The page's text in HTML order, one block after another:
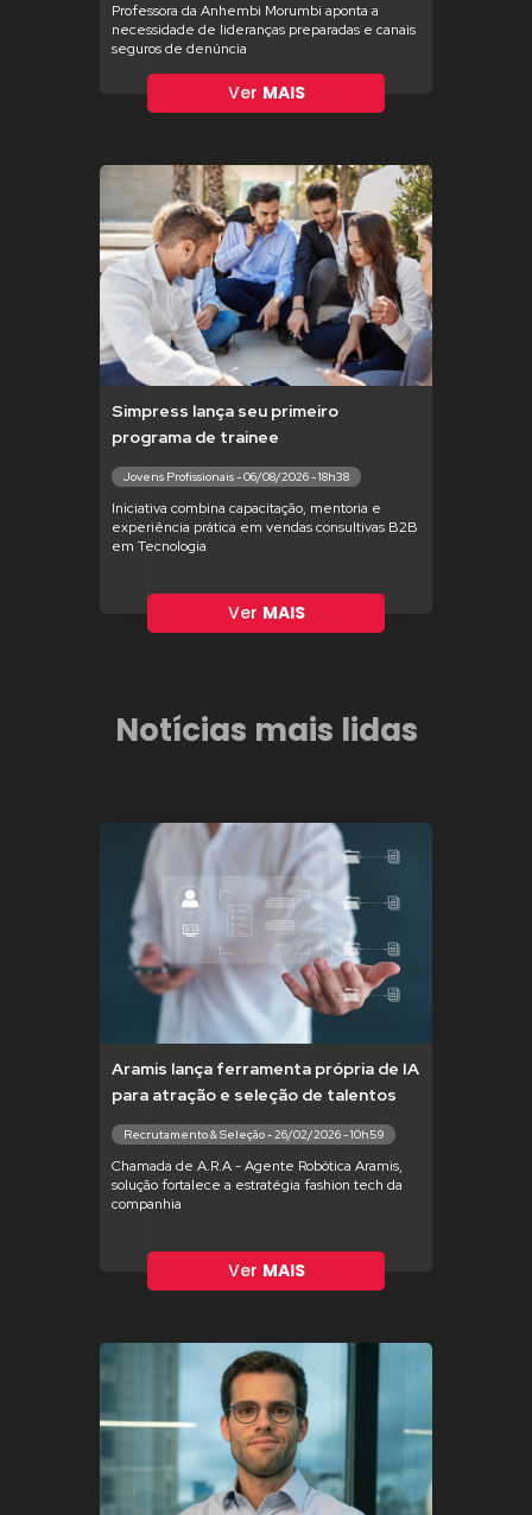
Professora da Anhembi Morumbi aponta a
necessidade de lideranças preparadas e canais
seguros de denúncia
Ver MAIS
Simpress lança seu primeiro
programa de trainee
Jovens Profissionais - 06/08/2026 - 18h38
Iniciativa combina capacitação, mentoria e
experiência prática em vendas consultivas B2B
em Tecnologia
Ver MAIS
Notícias mais lidas
Aramis lança ferramenta própria de IA
para atração e seleção de talentos
Recrutamento & Seleção - 26/02/2026 - 10h59
Chamada de A.R.A - Agente Robótica Aramis,
solução fortalece a estratégia fashion tech da
companhia
Ver MAIS